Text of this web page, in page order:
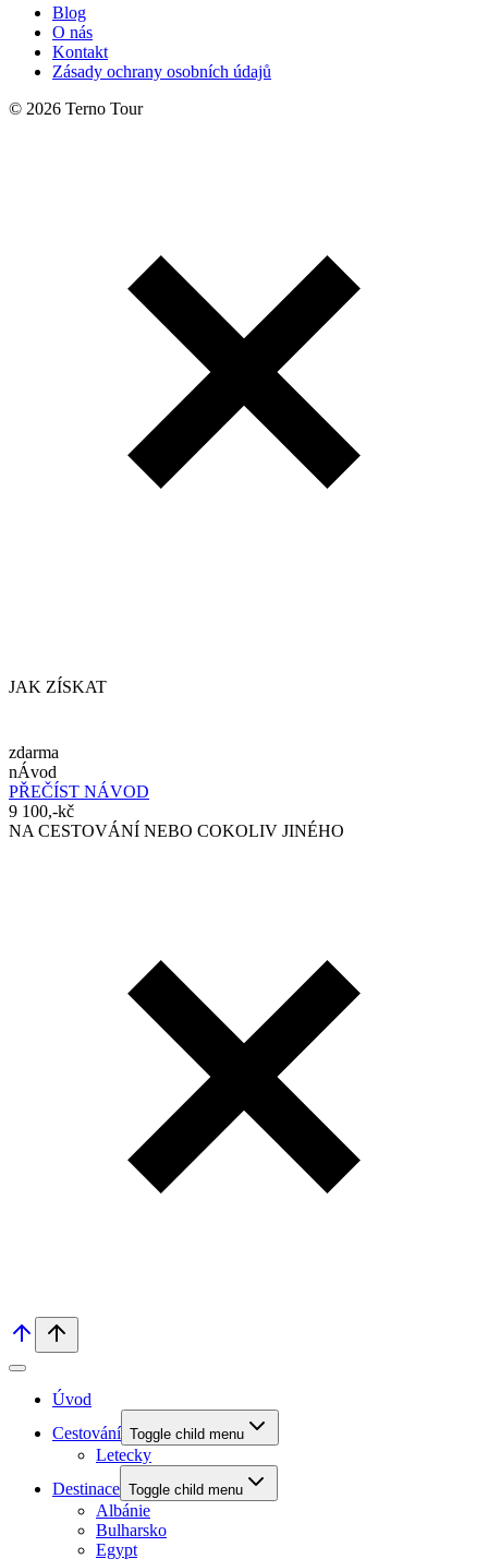
Blog
O nás
Kontakt
Zásady ochrany osobních údajů
© 2026 Terno Tour
JAK ZÍSKAT
zdarma
nÁvod
PŘEČÍST NÁVOD
9 100,-kč
NA CESTOVÁNÍ NEBO COKOLIV JINÉHO
Úvod
Cestování Toggle child menu
Letecky
Destinace Toggle child menu
Albánie
Bulharsko
Egypt